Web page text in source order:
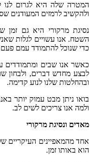
לנו לשים לב, להבחין בפרטים
שסביבנו.
שבו מחשבות נסתרות
או מצבים מן העבר
אחת ולתמיד.
עם דרכי העבר ,ניתנת לנו
שוב דברים,ולהרגיש בטוחים
.
באנרגיות של נסיגת אוקטובר–
של נסיגת מרקורי זאת הוא